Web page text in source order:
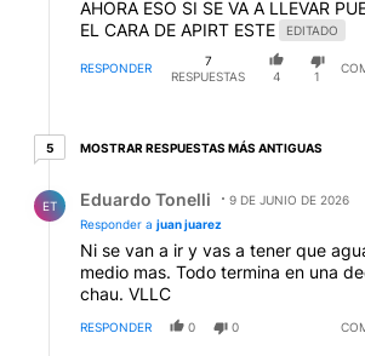
AHORA ESO SI SE VA A LLEVAR
EL CARA DE APIRT ESTE
EDITADO
RESPONDER
7
RESPUESTAS
4 1
55 respuestas más antiguas
MOSTRAR RESPUESTAS MÁS ANTIGUAS
ET Eduardo Tonelli
9 DE JUNIO DE 2026
Responder a juan juarez
Ni se van a ir y vas a tener que
medio mas. Todo termina en una
chau. VLLC
RESPONDER 0 0